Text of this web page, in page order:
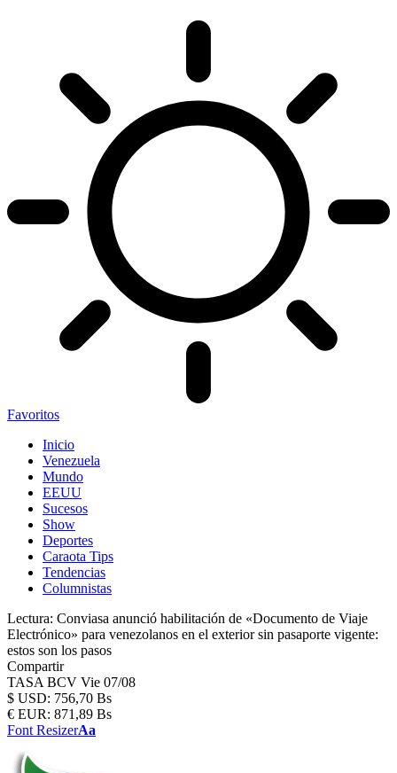
Favoritos
Inicio
Venezuela
Mundo
EEUU
Sucesos
Show
Deportes
Caraota Tips
Tendencias
Columnistas
Lectura: Conviasa anunció habilitación de «Documento de Viaje
Electrónico» para venezolanos en el exterior sin pasaporte vigente:
estos son los pasos
Compartir
TASA BCV Vie 07/08
$ USD: 756,70 Bs
€ EUR: 871,89 Bs
Font ResizerAa